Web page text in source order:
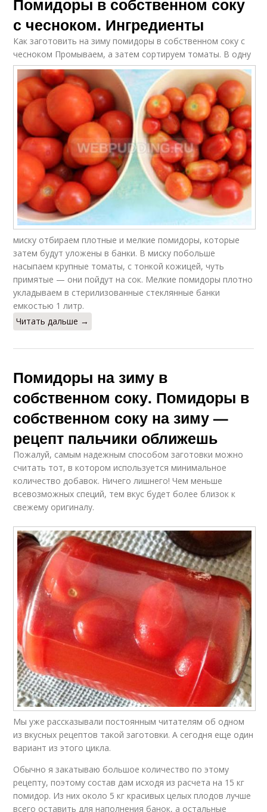
с чесноком. Ингредиенты
Как заготовить на зиму помидоры в собственном соку с
чесноком Промываем, а затем сортируем томаты. В одну
миску отбираем плотные и мелкие помидоры, которые
затем будут уложены в банки. В миску побольше
насыпаем крупные томаты, с тонкой кожицей, чуть
примятые — они пойдут на сок. Мелкие помидоры плотно
укладываем в стерилизованные стеклянные банки
емкостью 1 литр.
Читать дальше →
Помидоры на зиму в
собственном соку. Помидоры в
собственном соку на зиму —
рецепт пальчики оближешь
Пожалуй, самым надежным способом заготовки можно
считать тот, в котором используется минимальное
количество добавок. Ничего лишнего! Чем меньше
всевозможных специй, тем вкус будет более близок к
свежему оригиналу.
Мы уже рассказывали постоянным читателям об одном
из вкусных рецептов такой заготовки. А сегодня еще один
вариант из этого цикла.
Обычно я закатываю большое количество по этому
рецепту, поэтому состав дам исходя из расчета на 15 кг
помидор. Из них около 5 кг красивых целых плодов лучше
всего оставить для наполнения банок, а остальные